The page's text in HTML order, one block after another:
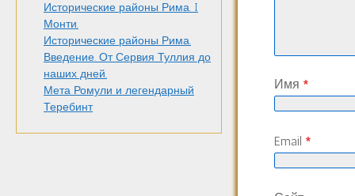
Исторические районы Рима. I
Монти.
Исторические районы Рима.
Введение. От Сервия Туллия до
наших дней.
Мета Ромули и легендарный
Теребинт
Имя*
Email*